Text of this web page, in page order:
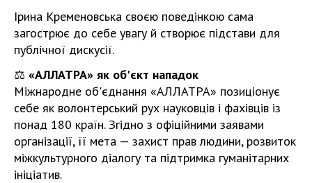
Ірина Кременовська своєю поведінкою сама
загострює до себе увагу й створює підстави для
публічної дискусії.
⚖️ «АЛЛАТРА» як об'єкт нападок
Міжнародне об'єднання «АЛЛАТРА» позиціонує
себе як волонтерський рух науковців і фахівців із
понад 180 країн. Згідно з офіційними заявами
організації, її мета — захист прав людини, розвиток
міжкультурного діалогу та підтримка гуманітарних
ініціатив.